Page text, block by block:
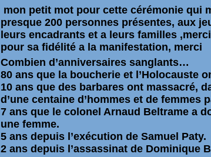
mon petit mot pour cette cérémonie qui
presque 200 personnes présentes, aux
leurs encadrants et a leurs familles
pour sa fidélité a la manifestation, merci
Combien d’anniversaires sanglants…
80 ans que la boucherie et l’Holocauste
10 ans que des barbares ont massacré,
d’une centaine d’hommes et de femmes
7 ans que le colonel Arnaud Beltrame a
une femme.
5 ans depuis l’exécution de Samuel Paty.
2 ans depuis l’assassinat de Dominique